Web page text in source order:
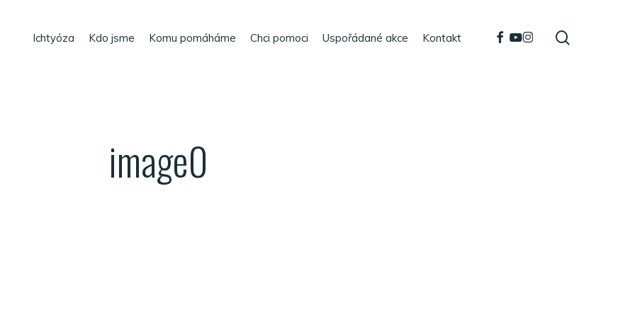
Ichtyóza Kdo jsme Komu pomáháme Chci pomoci Uspořádané akce Kontakt facebook
youtube
instagram
image0